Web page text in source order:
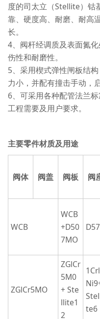
度的司太立（Stellite）钴
靠、硬度高、耐磨、耐高
长。
4、阀杆经调质及表面氮
伤性和耐磨性。
5、采用楔式弹性闸板结
力小，并配有撞击手动，
6、可采用各种配管法兰
工程需要及用户要求。
主要零件材质及用途
阀体 阀盖 阀板 阀
WCB
WCB
+D50
7MO
ZGlCr5MO
ZGlCr
5M0
+ Ste
llite1
2
te6